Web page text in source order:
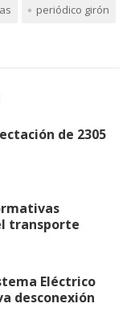
periódico girón
de 2305
transporte
Eléctrico
desconexión